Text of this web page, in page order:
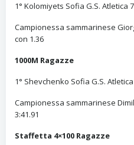
1° Kolomiyets Sofia G.S. Atletica
Campionessa sammarinese
con 1.36
1000M Ragazze
1° Shevchenko Sofia G.S.
Campionessa sammarinese
3:41.91
Staffetta 4×100 Ragazze